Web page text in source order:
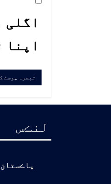
اگلی
اپنا
لنڪس
پاڪستان